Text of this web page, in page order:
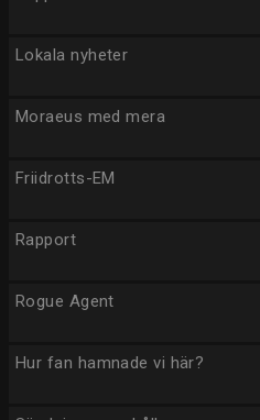
Lokala nyheter
Moraeus med mera
Friidrotts-EM
Rapport
Rogue Agent
Hur fan hamnade vi här?